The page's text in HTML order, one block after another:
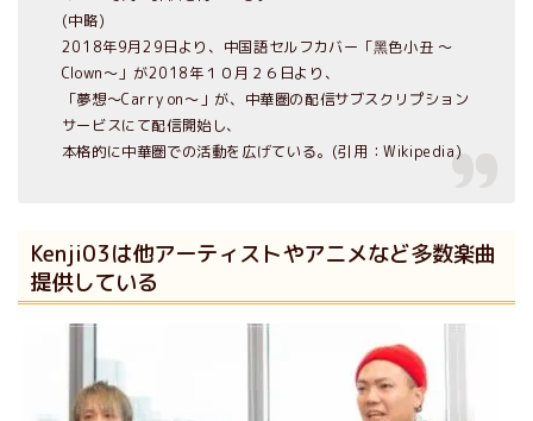
(中略)
2018年9月29日より、中国語セルフカバー「黑色小丑 ～
Clown～」が2018年１０月２６日より、
「夢想～Carry on～」が、中華圏の配信サブスクリプション
サービスにて配信開始し、
本格的に中華圏での活動を広げている。(引用：Wikipedia)
Kenji03は他アーティストやアニメなど多数楽曲
提供している